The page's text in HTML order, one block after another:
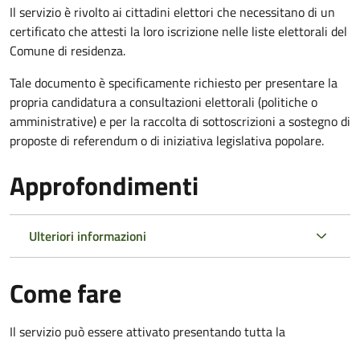
Il servizio è rivolto ai cittadini elettori che necessitano di un
certificato che attesti la loro iscrizione nelle liste elettorali del
Comune di residenza.
Tale documento è specificamente richiesto per presentare la
propria candidatura a consultazioni elettorali (politiche o
amministrative) e per la raccolta di sottoscrizioni a sostegno di
proposte di referendum o di iniziativa legislativa popolare.
Approfondimenti
Ulteriori informazioni
Come fare
Il servizio può essere attivato presentando tutta la